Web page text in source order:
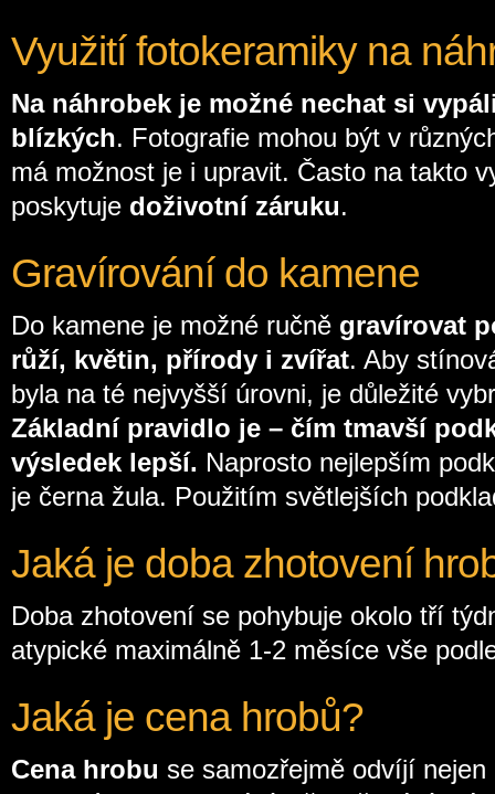
Využití fotokeramiky na
Na náhrobek je možné nechat si
blízkých. Fotografie mohou být v
má možnost je i upravit. Často na takto
poskytuje doživotní záruku.
Gravírování do kamene
Do kamene je možné ručně gravírovat
růží, květin, přírody i zvířat. Aby
byla na té nejvyšší úrovni, je důležité
Základní pravidlo je – čím tmavší
výsledek lepší. Naprosto nejlepším
je černa žula. Použitím světlejších
Jaká je doba zhotovení
Doba zhotovení se pohybuje okolo tří
atypické maximálně 1-2 měsíce vše
Jaká je cena hrobů?
Cena hrobu se samozřejmě odvíjí